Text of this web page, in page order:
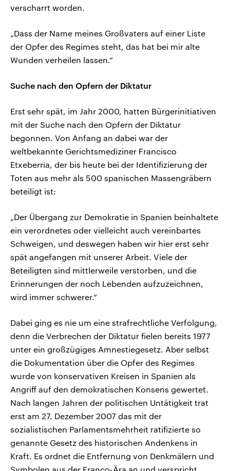
verscharrt worden.
„Dass der Name meines Großvaters auf einer Liste
der Opfer des Regimes steht, das hat bei mir alte
Wunden verheilen lassen.“
Suche nach den Opfern der Diktatur
Erst sehr spät, im Jahr 2000, hatten Bürgerinitiativen
mit der Suche nach den Opfern der Diktatur
begonnen. Von Anfang an dabei war der
weltbekannte Gerichtsmediziner Francisco
Etxeberria, der bis heute bei der Identifizierung der
Toten aus mehr als 500 spanischen Massengräbern
beteiligt ist:
„Der Übergang zur Demokratie in Spanien beinhaltete
ein verordnetes oder vielleicht auch vereinbartes
Schweigen, und deswegen haben wir hier erst sehr
spät angefangen mit unserer Arbeit. Viele der
Beteiligten sind mittlerweile verstorben, und die
Erinnerungen der noch Lebenden aufzuzeichnen,
wird immer schwerer.“
Dabei ging es nie um eine strafrechtliche Verfolgung,
denn die Verbrechen der Diktatur fielen bereits 1977
unter ein großzügiges Amnestiegesetz. Aber selbst
die Dokumentation über die Opfer des Regimes
wurde von konservativen Kreisen in Spanien als
Angriff auf den demokratischen Konsens gewertet.
Nach langen Jahren der politischen Untätigkeit trat
erst am 27. Dezember 2007 das mit der
sozialistischen Parlamentsmehrheit ratifizierte so
genannte Gesetz des historischen Andenkens in
Kraft. Es ordnet die Entfernung von Denkmälern und